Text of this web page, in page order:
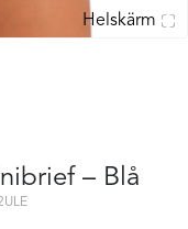
Helskärm
– Blå